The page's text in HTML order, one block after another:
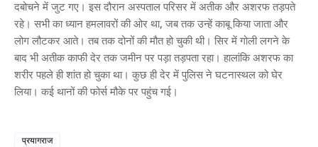
दबोचने में जुट गए। इस दौरान अस्पताल परिसर में अतीक और अशरफ तड़पते
रहे। सभी का ध्यान हमलावरों की ओर था, जब तक उन्हें काबू किया जाता और
लोग लौटकर आते। तब तक दोनों की मौत हो चुकी थी। सिर में गोली लगने के
बाद भी अतीक काफी देर तक जमीन पर पड़ा तड़पता रहा। हालांकि अशरफ का
शरीर पहले ही शांत हो चुका था। कुछ ही देर में पुलिस ने घटनास्थल को घेर
लिया। कई थानों की फोर्स मौके पर पहुंच गई।
प्रयागराज